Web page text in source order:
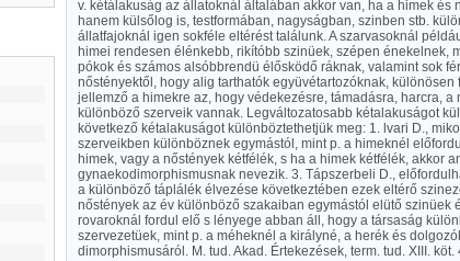
v. kétálakuság az állatoknál általában akkor van, ha a himek és
hanem külsőlog is, testformában, nagyságban, szinben stb.
állatfajoknál igen sokféle eltérést találunk. A szarvasoknál
himei rendesen élénkebb, rikítóbb szinüek, szépen énekelnek,
pókok és számos alsóbbrendü élősködő ráknak, valamint sok
nőstényektől, hogy alig tarthatók együvétartozóknak,
jellemző a himekre az, hogy védekezésre, támadásra, harcra,
különböző szerveik vannak. Legváltozatosabb kétalakuságot
következő kétalakuságot különböztethetjük meg: 1. lvari D.,
szerveikben különböznek egymástól, mint p. a himeknél
himek, vagy a nőstények kétfélék, s ha a himek kétfélék, akkor
gynaekodimorphismusnak nevezik. 3. Tápszerbeli D.,
a különböző táplálék élvezése következtében ezek eltérő
nőstények az év különböző szakaiban egymástól elütő szinüek
rovaroknál fordul elő s lényege abban áll, hogy a társaság
szervezetüek, mint p. a méheknél a királyné, a herék és
dimorphismusáról. M. tud. Akad. Értekezések, term. tud. XIII. köt.